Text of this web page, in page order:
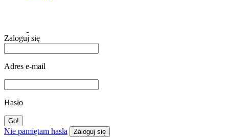
Zaloguj się
Adres e-mail
Hasło
Nie pamiętam hasła Zaloguj się